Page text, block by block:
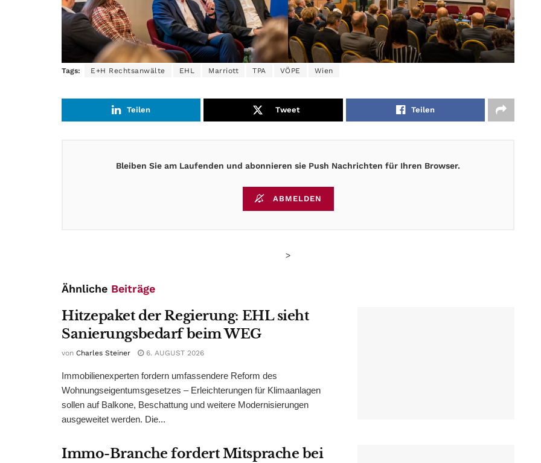
Tags: E+H Rechtsanwälte EHL Marriott TPA VÖPE Wien
Teilen Tweet Teilen
Bleiben Sie am Laufenden und abonnieren sie Push Nachrichten für Ihren Browser.
ABMELDEN
>
Ähnliche Beiträge
Hitzepaket der Regierung: EHL sieht
Sanierungsbedarf beim WEG
von Charles Steiner 6. AUGUST 2026
Immobilienexperten fordern umfassendere Reform des
Wohnungseigentumsgesetzes – Erleichterungen für Klimaanlagen
sollen auf Balkone, Beschattung und weitere Modernisierungen
ausgeweitet werden. Die...
Immo-Branche fordert Mitsprache bei